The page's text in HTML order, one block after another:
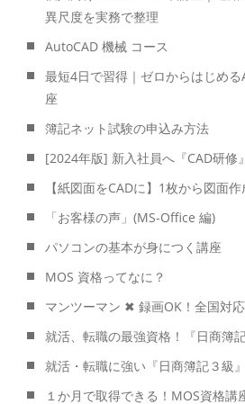
異尺度を実務で整理
AutoCAD 機械 コース
最短4日で習得｜ゼロからはじめ
座
簿記ネット試験の申込み方法
[2024年版] 新入社員へ『CAD研修
【紙図面をCADに】1枚から図面作
「お客様の声」(MS-Office 編)
パソコンの基本が身につく講座
MOS 資格ってなに？
マンツーマン ✖ 録画OK！全国対
就活、転職の最強資格！『日商簿
就活・転職に強い『日商簿記３級
１か月で取得できる！MOS資格講